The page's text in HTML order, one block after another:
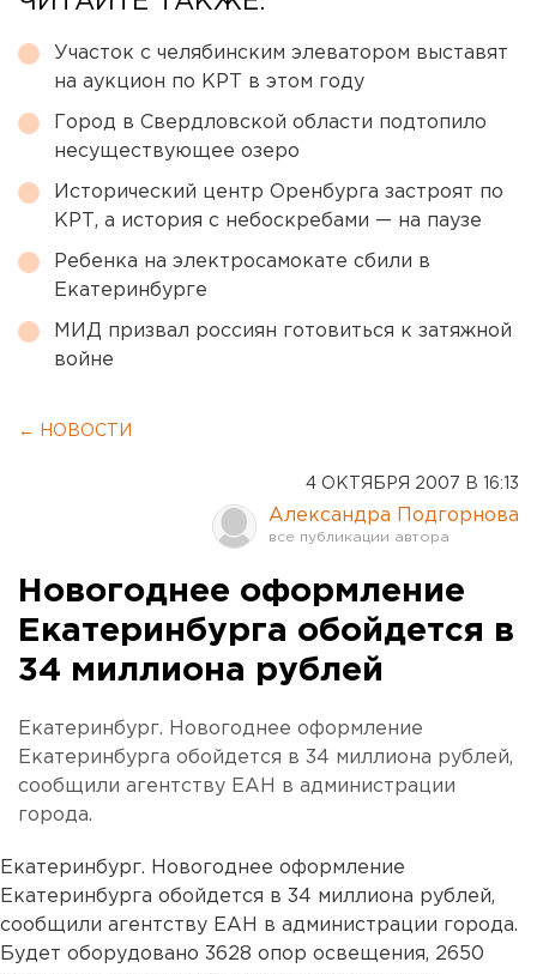
Участок с челябинским элеватором выставят
на аукцион по КРТ в этом году
Город в Свердловской области подтопило
несуществующее озеро
Исторический центр Оренбурга застроят по
КРТ, а история с небоскребами — на паузе
Ребенка на электросамокате сбили в
Екатеринбурге
МИД призвал россиян готовиться к затяжной
войне
← НОВОСТИ
4 ОКТЯБРЯ 2007 В 16:13
Александра Подгорнова
Новогоднее оформление
Екатеринбурга обойдется в
34 миллиона рублей
Екатеринбург. Новогоднее оформление
Екатеринбурга обойдется в 34 миллиона рублей,
сообщили агентству ЕАН в администрации
города.
Екатеринбург. Новогоднее оформление
Екатеринбурга обойдется в 34 миллиона рублей,
сообщили агентству ЕАН в администрации города.
Будет оборудовано 3628 опор освещения, 2650